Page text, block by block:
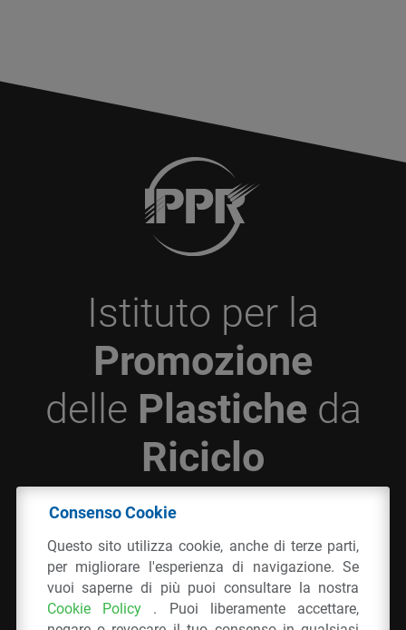
Istituto per la
Promozione
delle Plastiche da
Riciclo
Plastiche da Riciclo
C.F. 97381090154
Via San Vittore 36 20123Milano (MI)
Consenso Cookie
Questo sito utilizza cookie, anche di terze parti,
per migliorare l'esperienza di navigazione. Se
vuoi saperne di più puoi consultare la nostra
Cookie Policy . Puoi liberamente accettare,